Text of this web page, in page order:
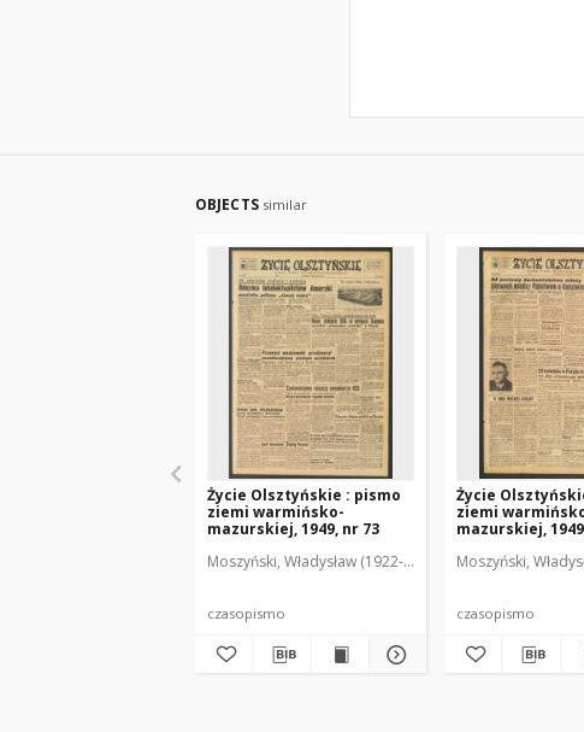
OBJECTS similar
Życie Olsztyńskie : pismo
ziemi warmińsko-
mazurskiej, 1949, nr 73
Moszyński, Władysław (1922-2001). Red. Mroczkowski,
czasopismo
Życie
ziemi
mazurskiej,
Moszyński,
czasopismo